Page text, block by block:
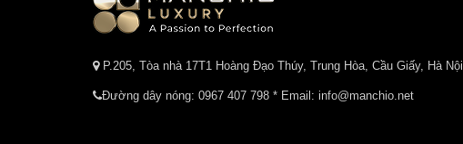
P.205, Tòa nhà 17T1 Hoàng Đạo Thúy, Trung Hòa, Cầu Giấy, Hà Nội
Đường dây nóng: 0967 407 798 * Email: info@manchio.net